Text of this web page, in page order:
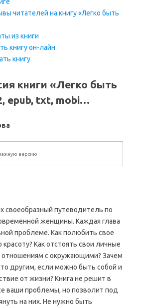
читателей на книгу «Легко быть
из книги
книгу он-лайн
книгу
книги «Легко быть
epub, txt, mobi…
версию
своеобразный путеводитель по
женщины. Каждая глава
проблеме. Как полюбить свое
Как отстоять свои личные
отношениям с окружающими? Зачем
другим, если можно быть собой и
от жизни? Книга не решит в
ваши проблемы, но позволит под
на них. Не нужно быть